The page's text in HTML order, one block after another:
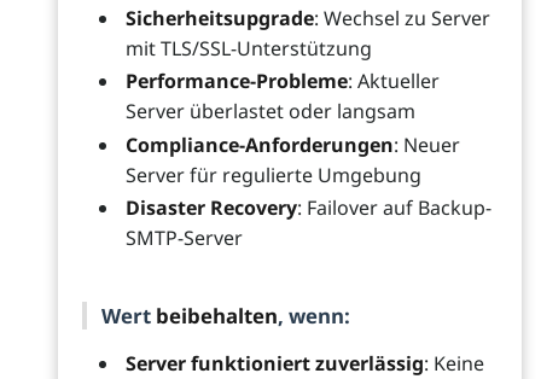
Sicherheitsupgrade: Wechsel zu Server
mit TLS/SSL-Unterstützung
Performance-Probleme: Aktueller
Server überlastet oder langsam
Compliance-Anforderungen: Neuer
Server für regulierte Umgebung
Disaster Recovery: Failover auf Backup-
SMTP-Server
Wert beibehalten, wenn:
Server funktioniert zuverlässig: Keine